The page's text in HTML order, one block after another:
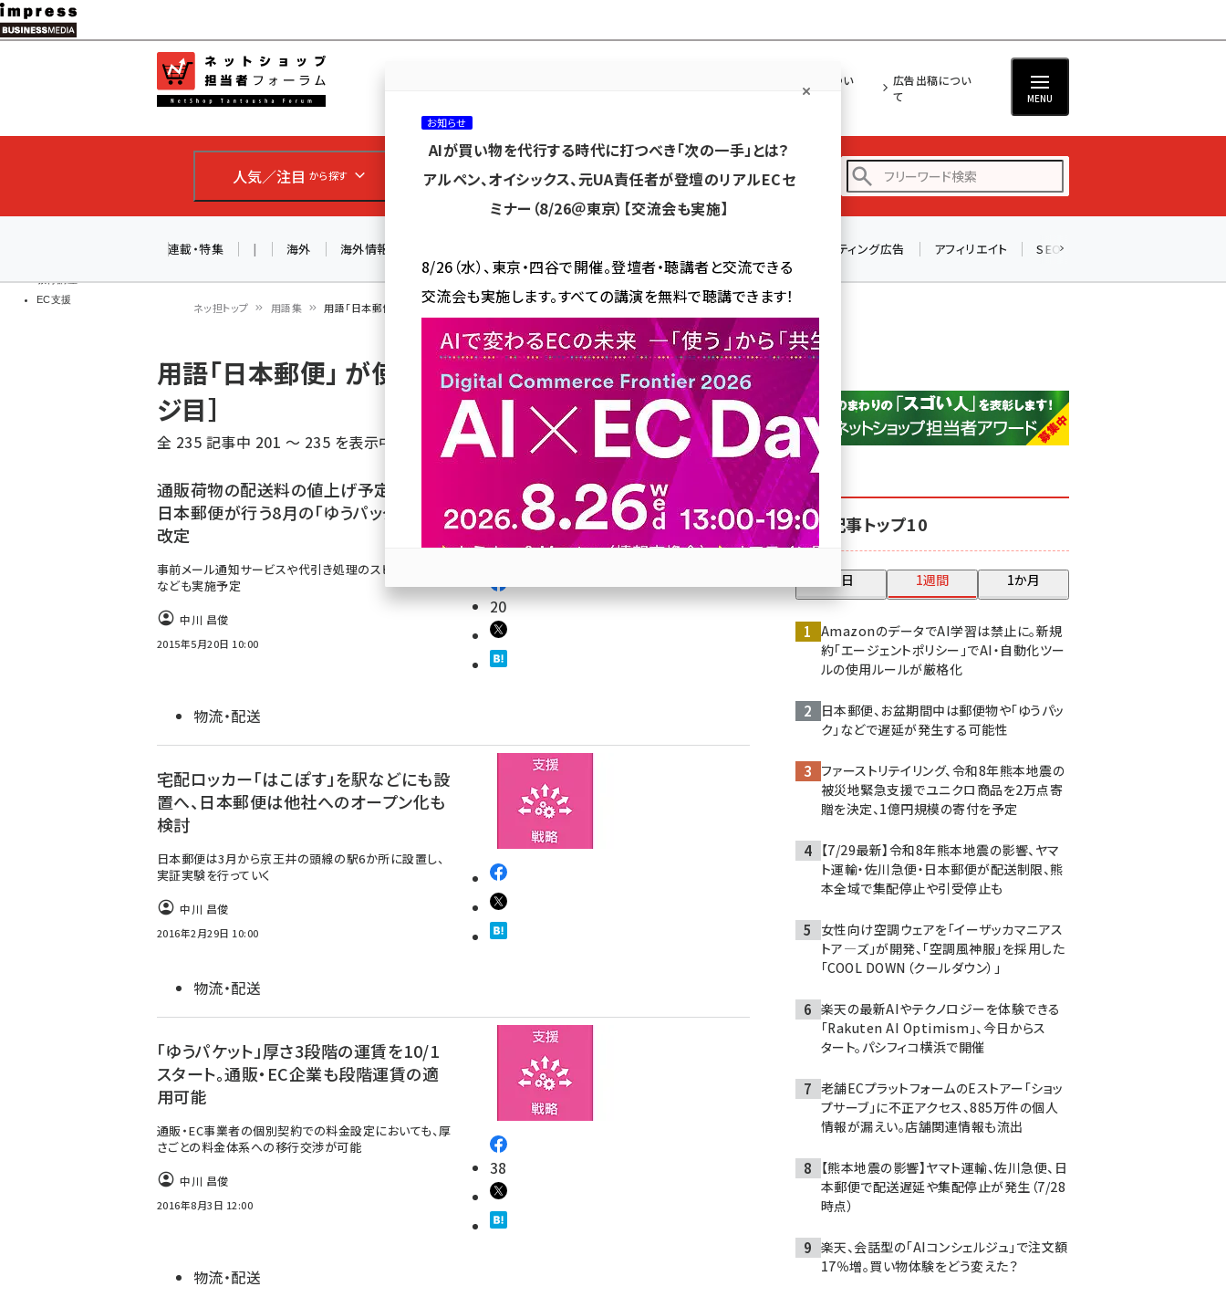
メ
イ
ン
ツ
移
教育講座
EC支援
ネッ担につい
広告出稿につい
て
MENU
人気／注目 から探す カテゴリ／種別 から探す セミナー／イベント から探す
アスクル (1122)
base (1081)
連載・特集 | 海外 海外情報 リスティング広告 アフィリエイト SEO
ン
く
ず
ネッ担トップ 用語集 用語「日本郵便」 が使われている記事の一覧［5ページ目］
用語「日本郵便」 が使われている記事の一覧［5ペー
ジ目］
全 235 記事中 201 ～ 235 を表示中
通販荷物の配送料の値上げ予定はなし。
日本郵便が行う8月の「ゆうパック」運賃
改定
事前メール通知サービスや代引き処理のスピードアップ
なども実施予定
中川 昌俊
2015年5月20日 10:00
20
物流・配送
宅配ロッカー「はこぽす」を駅などにも設
置へ、日本郵便は他社へのオープン化も
検討
日本郵便は3月から京王井の頭線の駅6か所に設置し、
実証実験を行っていく
中川 昌俊
2016年2月29日 10:00
物流・配送
「ゆうパケット」厚さ3段階の運賃を10/1
スタート。通販・EC企業も段階運賃の適
用可能
通販・EC事業者の個別契約での料金設定においても、厚
さごとの料金体系への移行交渉が可能
中川 昌俊
2016年8月3日 12:00
38
物流・配送
人気記事トップ10
昨日 1週間 1か月
AmazonのデータでAI学習は禁止に。新規
約「エージェントポリシー」でAI・自動化ツー
ルの使用ルールが厳格化
日本郵便、お盆期間中は郵便物や「ゆうパッ
ク」などで遅延が発生する可能性
ファーストリテイリング、令和8年熊本地震の
被災地緊急支援でユニクロ商品を2万点寄
贈を決定、1億円規模の寄付を予定
【7/29最新】令和8年熊本地震の影響、ヤマ
ト運輸・佐川急便・日本郵便が配送制限、熊
本全域で集配停止や引受停止も
女性向け空調ウェアを「イーザッカマニアス
トア―ズ」が開発、「空調風神服」を採用した
「COOL DOWN（クールダウン）」
楽天の最新AIやテクノロジーを体験できる
「Rakuten AI Optimism」、今日からス
タート。パシフィコ横浜で開催
老舗ECプラットフォームのEストアー「ショッ
プサーブ」に不正アクセス、885万件の個人
情報が漏えい。店舗関連情報も流出
【熊本地震の影響】ヤマト運輸、佐川急便、日
本郵便で配送遅延や集配停止が発生（7/28
時点）
楽天、会話型の「AIコンシェルジュ」で注文額
17％増。買い物体験をどう変えた？
お知らせ
AIが買い物を代行する時代に打つべき「次の一手」とは？
アルペン、オイシックス、元UA責任者が登壇のリアルECセ
ミナー（8/26＠東京）【交流会も実施】
8/26（水）、東京・四谷で開催。登壇者・聴講者と交流できる
交流会も実施します。すべての講演を無料で聴講できます！
参加登録はこちら↑